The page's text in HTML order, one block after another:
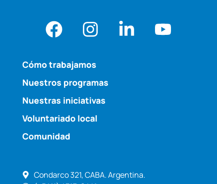
Cómo trabajamos
Nuestros programas
Nuestras iniciativas
Voluntariado local
Comunidad
Condarco 321, CABA. Argentina.